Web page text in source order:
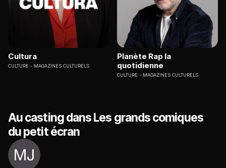
Cultura
CULTURE MAGAZINES CULTURELS
Planète Rap la
quotidienne
CULTURE MAGAZINES CULTURELS
Au casting dans Les grands comiques
du petit écran